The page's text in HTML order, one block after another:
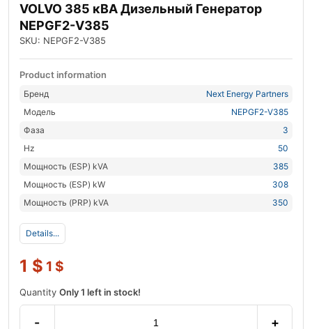
VOLVO 385 кВА Дизельный Генератор
NEPGF2-V385
SKU: NEPGF2-V385
Product information
Бренд
Next Energy Partners
Модель
NEPGF2-V385
Фаза
3
Hz
50
Мощность (ESP) kVA
385
Мощность (ESP) kW
308
Мощность (PRP) kVA
350
Details...
1 $ 1 $
Quantity Only 1 left in stock!
- +